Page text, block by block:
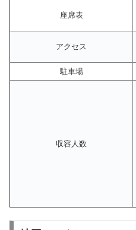
座席表
アクセス
駐車場
収容人数